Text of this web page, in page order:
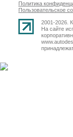
Политика
Пользовательское
2001-2026.
На сайте